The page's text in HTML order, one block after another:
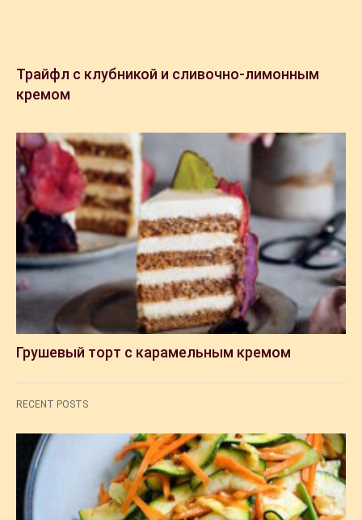
Трайфл с клубникой и сливочно-лимонным
кремом
Грушевый торт с карамельным кремом
RECENT POSTS